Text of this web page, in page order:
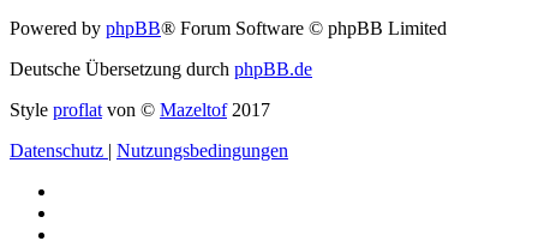
Powered by phpBB® Forum Software © phpBB Limited
Deutsche Übersetzung durch phpBB.de
Style proflat von © Mazeltof2017
Datenschutz | Nutzungsbedingungen